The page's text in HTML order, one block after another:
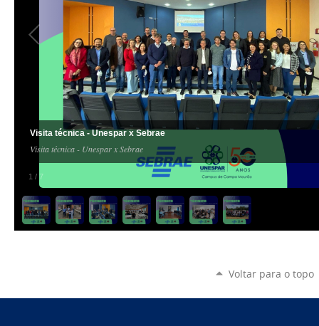
1 / 7
Visita técnica - Unespar x Sebrae
Visita técnica - Unespar x Sebrae
Voltar para o topo